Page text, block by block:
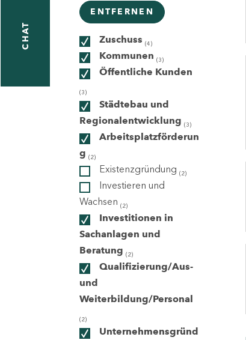
CHAT
ENTFERNEN
Zuschuss (4)
Kommunen (3)
Öffentliche Kunden
(3)
Städtebau und
Regionalentwicklung (3)
Arbeitsplatzförderun
g (2)
Existenzgründung (2)
Investieren und
Wachsen (2)
Investitionen in
Sachanlagen und
Beratung (2)
Qualifizierung/Aus-
und
Weiterbildung/Personal
(2)
Unternehmensgründ